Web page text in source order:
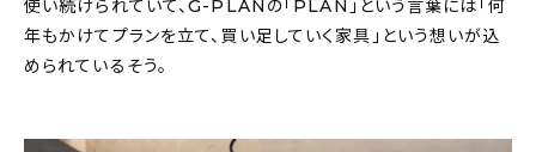
使い続けられていて、G-PLANの「PLAN」という言葉には「何
年もかけてプランを立て、買い足していく家具」という想いが込
められているそう。